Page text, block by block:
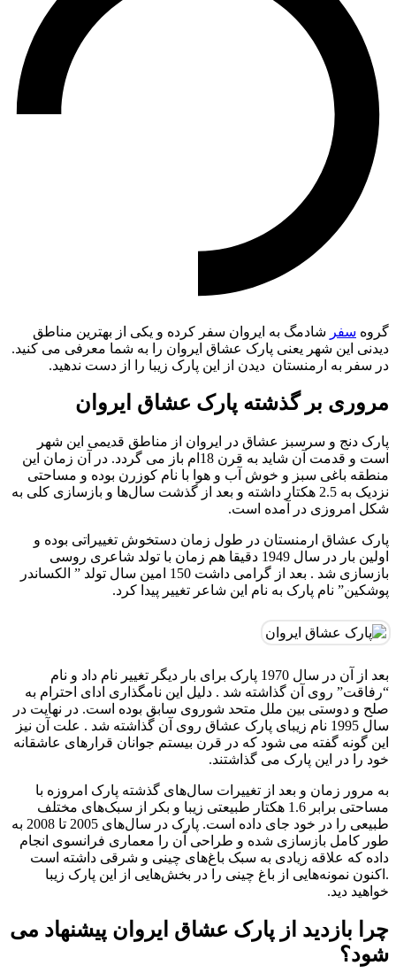
گروه سفر شادمگ به ایروان سفر کرده و یکی از بهترین مناطق
دیدنی این شهر یعنی پارک عشاق ایروان را به شما معرفی می کنید.
در سفر به ارمنستان دیدن از این پارک زیبا را از دست ندهید.
مروری بر گذشته پارک عشاق ایروان
پارک دنج و سرسبز عشاق در ایروان از مناطق قدیمی این شهر
است و قدمت آن شاید به قرن 18ام باز می گردد. در آن زمان این
منطقه باغی سبز و خوش آب و هوا با نام کوزرن بوده و مساحتی
نزدیک به 2.5 هکتار داشته و بعد از گذشت سال‌ها و بازسازی کلی به
شکل امروزی در آمده است.
پارک عشاق ارمنستان در طول زمان دستخوش تغییراتی بوده و
اولین بار در سال 1949 دقیقا هم زمان با تولد شاعری روسی
بازسازی شد . بعد از گرامی داشت 150 امین سال تولد ” الكساندر
پوشكین” نام پارک به نام این شاعر تغییر پیدا کرد.
بعد از آن در سال 1970 پارک برای بار دیگر تغییر نام داد و نام
“رفاقت” روی آن گذاشته شد . دلیل این نامگذاری ادای احترام به
صلح و دوستی بین ملل متحد شوروی سابق بوده است. در نهایت در
سال 1995 نام زیبای پارک عشاق روی آن گذاشته شد . علت آن نیز
این گونه گفته می شود که در قرن بیستم جوانان قرارهای عاشقانه
خود را در این پارک می گذاشتند.
به مرور زمان و بعد از تغییرات سال‌های گذشته پارک امروزه با
مساحتی برابر 1.6 هکتار طبیعتی زیبا و بکر از سبک‌های مختلف
طبیعی را در خود جای داده است. پارک در سال‌های 2005 تا 2008 به
طور کامل بازسازی شده و طراحی آن را معماری فرانسوی انجام
داده که علاقه زیادی به سبک باغ‌های چینی و شرقی داشته است
.اکنون نمونه‌هایی از باغ چینی را در بخش‌هایی از این پارک زیبا
خواهید دید.
چرا بازدید از پارک عشاق ایروان پیشنهاد می
شود؟